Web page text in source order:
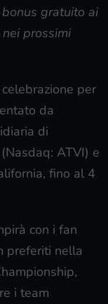
gratuito ai
prossimi
per
da
di
ATVI) e
fino al 4
con i fan
preferiti nella
i team